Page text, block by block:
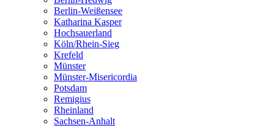
Berlin-Weißensee
Katharina Kasper
Hochsauerland
Köln/Rhein-Sieg
Krefeld
Münster
Münster-Misericordia
Potsdam
Remigius
Rheinland
Sachsen-Anhalt